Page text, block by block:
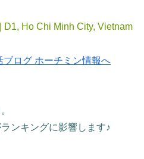
D1, Ho Chi Minh City, Vietnam
ンキングに影響します♪